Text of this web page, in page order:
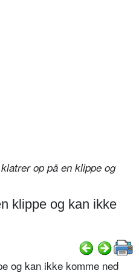
op på en klippe og
klippe og kan ikke
og kan ikke komme ned